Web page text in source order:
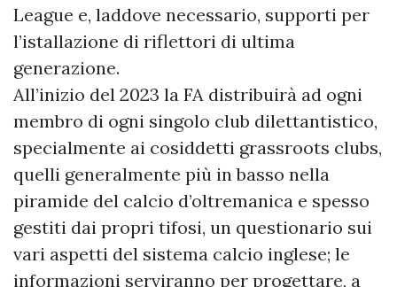
League e, laddove necessario, supporti per
l’istallazione di riflettori di ultima
generazione.
All’inizio del 2023 la FA distribuirà ad ogni
membro di ogni singolo club dilettantistico,
specialmente ai cosiddetti grassroots clubs,
quelli generalmente più in basso nella
piramide del calcio d’oltremanica e spesso
gestiti dai propri tifosi, un questionario sui
vari aspetti del sistema calcio inglese; le
informazioni serviranno per progettare, a